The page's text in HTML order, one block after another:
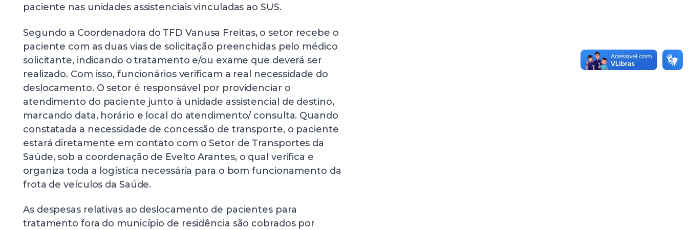
paciente nas unidades assistenciais vinculadas ao SUS.
Segundo a Coordenadora do TFD Vanusa Freitas, o setor recebe o
paciente com as duas vias de solicitação preenchidas pelo médico
solicitante, indicando o tratamento e/ou exame que deverá ser
realizado. Com isso, funcionários verificam a real necessidade do
deslocamento. O setor é responsável por providenciar o
atendimento do paciente junto à unidade assistencial de destino,
marcando data, horário e local do atendimento/ consulta. Quando
constatada a necessidade de concessão de transporte, o paciente
estará diretamente em contato com o Setor de Transportes da
Saúde, sob a coordenação de Evelto Arantes, o qual verifica e
organiza toda a logística necessária para o bom funcionamento da
frota de veículos da Saúde.
As despesas relativas ao deslocamento de pacientes para
tratamento fora do município de residência são cobrados por